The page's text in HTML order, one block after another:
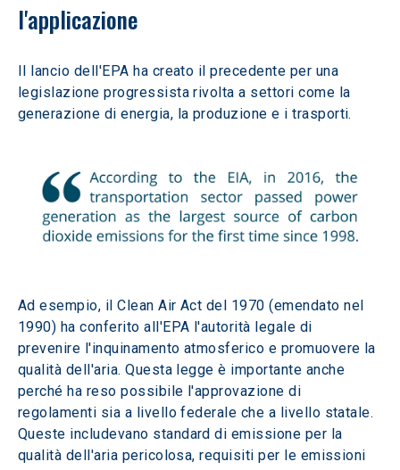
l'applicazione
Il lancio dell'EPA ha creato il precedente per una
legislazione progressista rivolta a settori come la
generazione di energia, la produzione e i trasporti.
Ad esempio, il Clean Air Act del 1970 (emendato nel
1990) ha conferito all'EPA l'autorità legale di
prevenire l'inquinamento atmosferico e promuovere la
qualità dell'aria. Questa legge è importante anche
perché ha reso possibile l'approvazione di
regolamenti sia a livello federale che a livello statale.
Queste includevano standard di emissione per la
qualità dell'aria pericolosa, requisiti per le emissioni